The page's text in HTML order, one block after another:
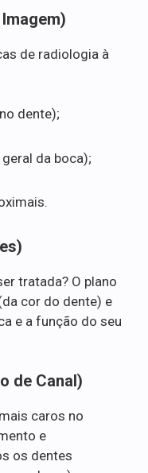
de radiologia à
dente);
da boca);
tratada? O plano
cor do dente) e
e a função do seu
de Canal)
caros no
e
os dentes